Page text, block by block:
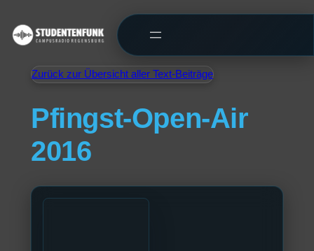
Zurück zur Übersicht aller Text-Beiträge
Pfingst-Open-Air
2016